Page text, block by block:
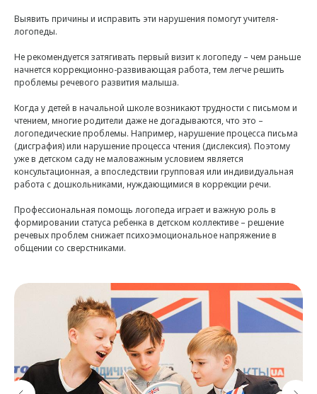
Выявить причины и исправить эти нарушения помогут учителя-
логопеды.
Не рекомендуется затягивать первый визит к логопеду – чем раньше
начнется коррекционно-развивающая работа, тем легче решить
проблемы речевого развития малыша.
Когда у детей в начальной школе возникают трудности с письмом и
чтением, многие родители даже не догадываются, что это –
логопедические проблемы. Например, нарушение процесса письма
(дисграфия) или нарушение процесса чтения (дислексия). Поэтому
уже в детском саду не маловажным условием является
консультационная, а впоследствии групповая или индивидуальная
работа с дошкольниками, нуждающимися в коррекции речи.
Профессиональная помощь логопеда играет и важную роль в
формировании статуса ребенка в детском коллективе – решение
речевых проблем снижает психоэмоциональное напряжение в
общении со сверстниками.